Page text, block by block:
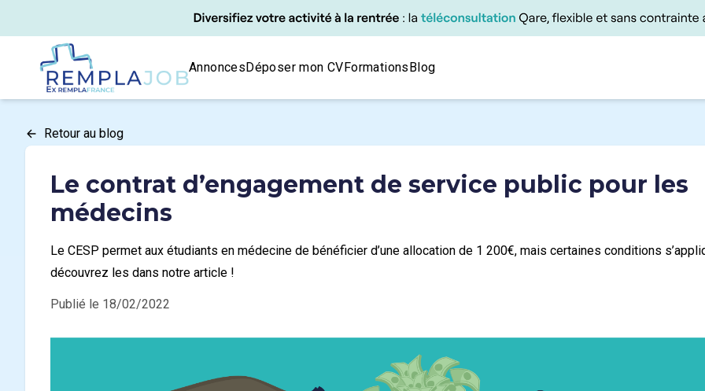
RemplaJob
AnnoncesDéposer mon CVFormationsBlog
Retour au blog
Le contrat d’engagement de service public pour les
médecins
Le CESP permet aux étudiants en médecine de bénéficier d’une allocation de 1 200€, mais certaines conditions
découvrez les dans notre article !
Publié le 18/02/2022